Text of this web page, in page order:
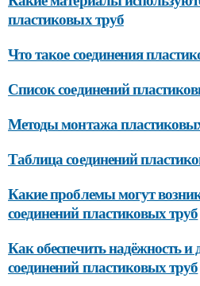
пластиковых труб
Что такое соединения
Список соединений
Методы монтажа
Таблица соединений
Какие проблемы могут
соединений пластиковых труб
Как обеспечить надёжность и
соединений пластиковых труб